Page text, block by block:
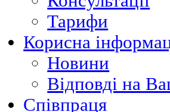
Тарифи
Корисна
Новини
Відповді на
Співпраця